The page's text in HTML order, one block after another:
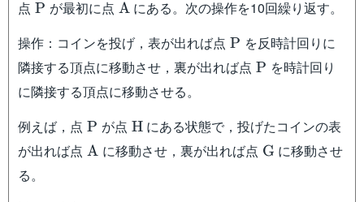
点 \mathrm{P}
P が最初に点 \mathrm{A}
Aにある。次の操作を10回繰り返す。
操作：コインを投げ，表が出れば点 \mathrm{P}
P を反時計回りに
隣接する頂点に移動させ，裏が出れば点 \mathrm{P}
P を時計回り
に隣接する頂点に移動させる。
例えば，点 \mathrm{P}
P が点 \mathrm{H}
Hにある状態で，投げたコインの表
が出れば点 \mathrm{A}
A に移動させ，裏が出れば点 \mathrm{G}
G に移動させ
る。